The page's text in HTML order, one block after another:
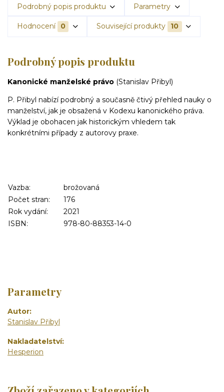
Podrobný popis produktu Parametry
Hodnocení 0 Související produkty 10
Podrobný popis produktu
Kanonické manželské právo (Stanislav Přibyl)
P. Přibyl nabízí podrobný a současně čtivý přehled nauky o
manželství, jak je obsažená v Kodexu kanonického práva.
Výklad je obohacen jak historickým vhledem tak
konkrétními případy z autorovy praxe.
Vazba:
brožovaná
Počet stran:
176
Rok vydání:
2021
ISBN:
978-80-88353-14-0
Parametry
Autor
Stanislav Přibyl
Nakladatelství
Hesperion